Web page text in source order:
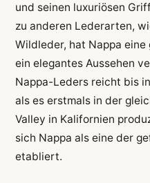
und seinen luxuriösen
zu anderen Lederarten,
Wildleder, hat Nappa
ein elegantes Aussehen
Nappa-Leders reicht bis
als es erstmals in der
Valley in Kalifornien
sich Nappa als eine der
etabliert.